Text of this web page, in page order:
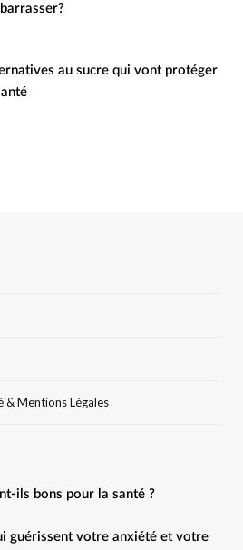
au sucre qui vont protéger
Mentions Légales
ils bons pour la santé ?
guérissent votre anxiété et votre